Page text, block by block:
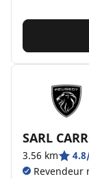
SARL
3.56 km
Revendeur